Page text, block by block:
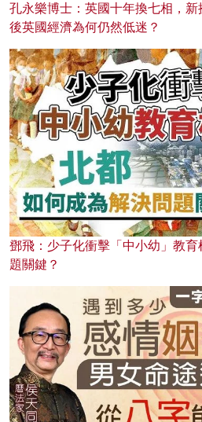
孔永樂博士：英國十年換七相，
後英國經濟為何仍然低迷？
鄧飛：少子化衝擊「中小幼」教
題關鍵？